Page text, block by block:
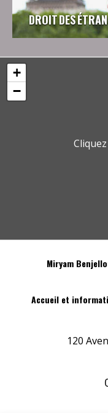
DROIT DES
+
−
Miryam
Accueil et
120